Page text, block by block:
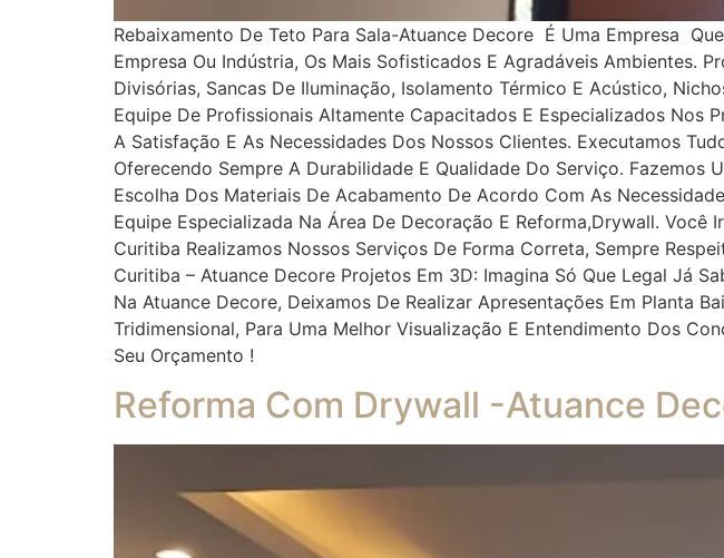
Rebaixamento De Teto Para Sala-Atuance Decore É Uma Empresa
Empresa Ou Indústria, Os Mais Sofisticados E Agradáveis Ambientes.
Divisórias, Sancas De Iluminação, Isolamento Térmico E Acústico,
Equipe De Profissionais Altamente Capacitados E Especializados Nos
A Satisfação E As Necessidades Dos Nossos Clientes. Executamos
Oferecendo Sempre A Durabilidade E Qualidade Do Serviço.
Escolha Dos Materiais De Acabamento De Acordo Com As
Equipe Especializada Na Área De Decoração E Reforma,drywall. Você
Curitiba Realizamos Nossos Serviços De Forma Correta, Sempre
Curitiba – Atuance Decore Projetos Em 3D: Imagina Só Que Legal Já
Na Atuance Decore, Deixamos De Realizar Apresentações Em Planta
Tridimensional, Para Uma Melhor Visualização E Entendimento Dos
Seu Orçamento !
Reforma Com Drywall -Atuance